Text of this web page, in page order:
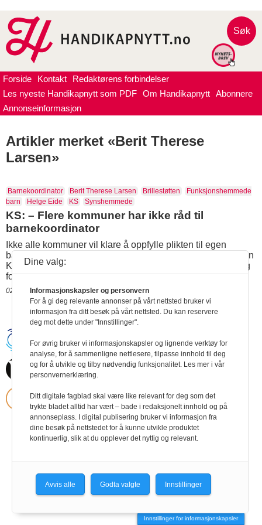
Søk
Forside Kontakt
Redaktørens forbindelser
Les nyeste Handikapnytt som PDF Om Handikapnytt Abonnere
Annonseinformasjon
Artikler merket «Berit Therese
Larsen»
Barnekoordinator Berit Therese Larsen Brillestøtten
Funksjonshemmede
barn
Helge Eide KS Synshemmede
KS: – Flere kommuner har ikke råd til
barnekoordinator
Ikke alle kommuner vil klare å oppfylle plikten til egen
barnekoordinator, advarer Kommunesektorens organisasjon
KS. 1. august trådte flere ordninger i kraft som får betydning
for mange funksjonshemmede.
02.08.2022 11:30
Postboks 9217 Grønland, 0134 Oslo Tel:
24102400 | E-post:
post@handikapnytt.no |Frontrunner
Innstillinger for informasjonskapsler
Dine valg:
Informasjonskapsler og personvern
For å gi deg relevante annonser på vårt nettsted bruker vi
informasjon fra ditt besøk på vårt nettsted. Du kan reservere
deg mot dette under "Innstillinger".
For øvrig bruker vi informasjonskapsler og lignende verktøy for
analyse, for å sammenligne nettlesere, tilpasse innhold til deg
og for å utvikle og tilby nødvendig funksjonalitet. Les mer i vår
personvernerklæring.
Ditt digitale fagblad skal være like relevant for deg som det
trykte bladet alltid har vært – bade i redaksjonelt innhold og på
annonseplass. I digital publisering bruker vi informasjon fra
dine besøk på nettstedet for å kunne utvikle produktet
kontinuerlig, slik at du opplever det nyttig og relevant.
Avvis alle Godta valgte Innstillinger